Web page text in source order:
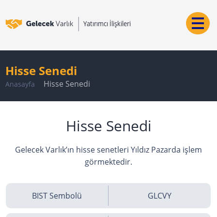
Hisse Senedi
Anasayfa Hisse Senedi
Hisse Senedi
Gelecek Varlık’ın hisse senetleri Yıldız Pazarda işlem
görmektedir.
BIST Sembolü GLCVY